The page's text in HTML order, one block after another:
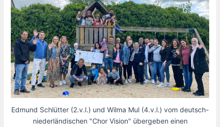
Edmund Schlütter (2.v.l.) und Wilma Mul (4.v.l.) vom deutsch-
niederländischen "Chor Vision" übergeben einen